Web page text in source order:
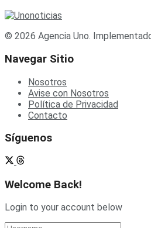
© 2026 Agencia Uno.
Navegar Sitio
Nosotros
Avise con Nosotros
Política de Privacidad
Contacto
Síguenos
Welcome Back!
Login to your account below